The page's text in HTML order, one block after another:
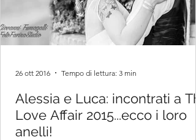
Alessia e Luca: incontrati a
Love Affair 2015...ecco i loro
anelli!
26 ott 2016 Tempo di lettura: 3 min